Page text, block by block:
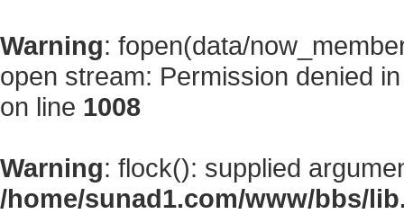
Warning: fopen(data/
open stream: Permission denied
on line 1008
Warning: flock(): supplied
/home/sunad1.com/www/bbs/